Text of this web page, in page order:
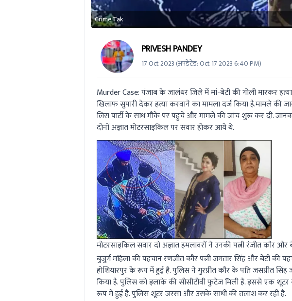
Crime Tak
PRIVESH PANDEY
17 Oct 2023(अपडेटेड:Oct 17 2023 6:40 PM)
Murder Case: पंजाब के जालंधर जिले में मां-बेटी की गोली मारकर
खिलाफ सुपारी देकर हत्या करवाने का मामला दर्ज किया है.मामले की
लिस पार्टी के साथ मौके पर पहुंचे और मामले की जांच शुरू कर दी.
दोनों अज्ञात मोटरसाइकिल पर सवार होकर आये थे.
मोटरसाइकिल सवार दो अज्ञात हमलावरों ने उनकी पत्नी रंजीत कौर और
बुजुर्ग महिला की पहचान रणजीत कौर पत्नी जगतार सिंह और बेटी की
होशियारपुर के रूप में हुई है. पुलिस ने गुरप्रीत कौर के पति जसप्रीत
किया है. पुलिस को इलाके की सीसीटीवी फुटेज मिली है. इससे एक शूटर
रूप में हुई है. पुलिस शूटर जस्सा और उसके साथी की तलाश कर रही है.